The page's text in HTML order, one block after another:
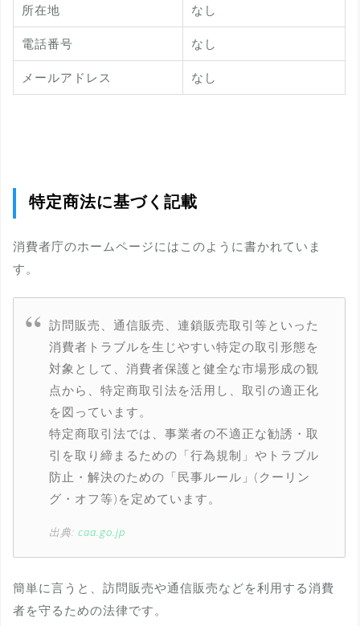
所在地 なし
電話番号 なし
メールアドレス なし
特定商法に基づく記載
消費者庁のホームページにはこのように書かれていま
す。
訪問販売、通信販売、連鎖販売取引等といった
消費者トラブルを生じやすい特定の取引形態を
対象として、消費者保護と健全な市場形成の観
点から、特定商取引法を活用し、取引の適正化
を図っています。
特定商取引法では、事業者の不適正な勧誘・取
引を取り締まるための「行為規制」やトラブル
防止・解決のための「民事ルール」(クーリン
グ・オフ等)を定めています。
出典: caa.go.jp
簡単に言うと、訪問販売や通信販売などを利用する消費
者を守るための法律です。